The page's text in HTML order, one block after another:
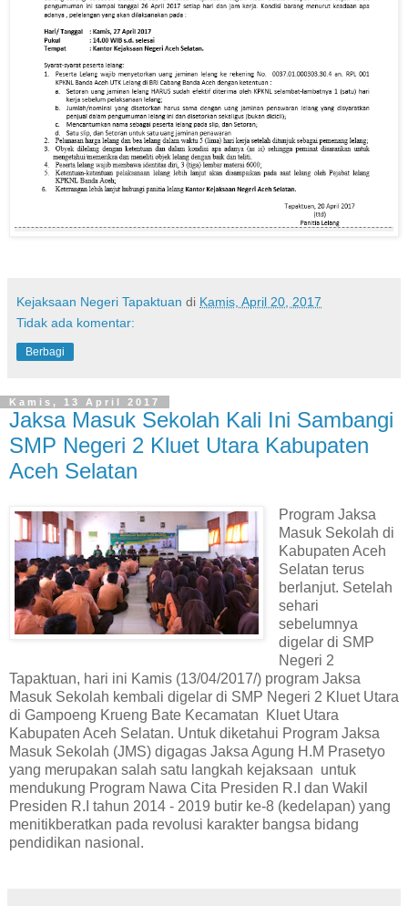
Kejaksaan Negeri Tapaktuan di Kamis, April 20, 2017
Tidak ada komentar:
Berbagi
Kamis, 13 April 2017
Jaksa Masuk Sekolah Kali Ini Sambangi
SMP Negeri 2 Kluet Utara Kabupaten
Aceh Selatan
Program Jaksa
Masuk Sekolah di
Kabupaten Aceh
Selatan terus
berlanjut. Setelah
sehari
sebelumnya
digelar di SMP
Negeri 2
Tapaktuan, hari ini Kamis (13/04/2017/) program Jaksa
Masuk Sekolah kembali digelar di SMP Negeri 2 Kluet Utara
di Gampoeng Krueng Bate Kecamatan Kluet Utara
Kabupaten Aceh Selatan. Untuk diketahui Program Jaksa
Masuk Sekolah (JMS) digagas Jaksa Agung H.M Prasetyo
yang merupakan salah satu langkah kejaksaan untuk
mendukung Program Nawa Cita Presiden R.I dan Wakil
Presiden R.I tahun 2014 - 2019 butir ke-8 (kedelapan) yang
menitikberatkan pada revolusi karakter bangsa bidang
pendidikan nasional.